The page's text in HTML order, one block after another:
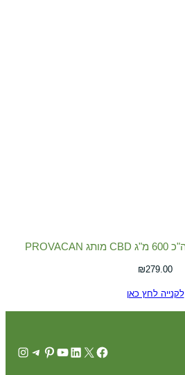
₪279.00
לקנייה לחץ כאן
Facebook
X
LinkedIn
YouTube
Pinterest